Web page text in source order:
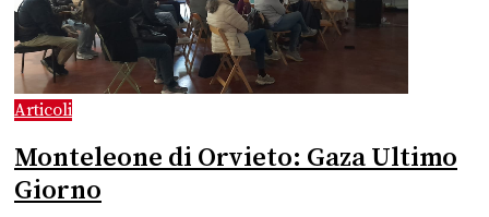
Articoli
Monteleone di Orvieto: Gaza Ultimo
Giorno